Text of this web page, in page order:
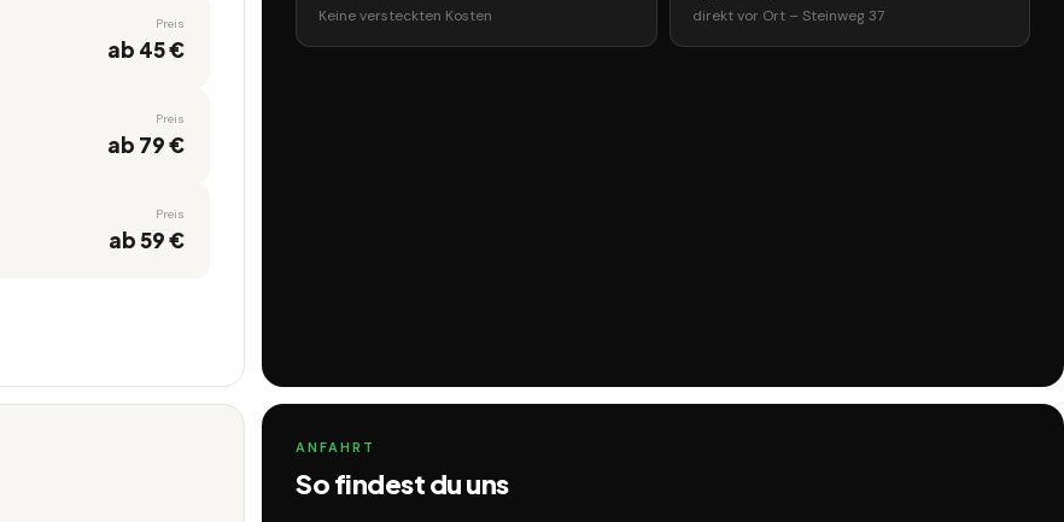
Preis
ab 45 €
Preis
ab 79 €
Preis
ab 59 €
Keine versteckten Kosten
direkt vor Ort – Steinweg 37
ANFAHRT
So findest du uns